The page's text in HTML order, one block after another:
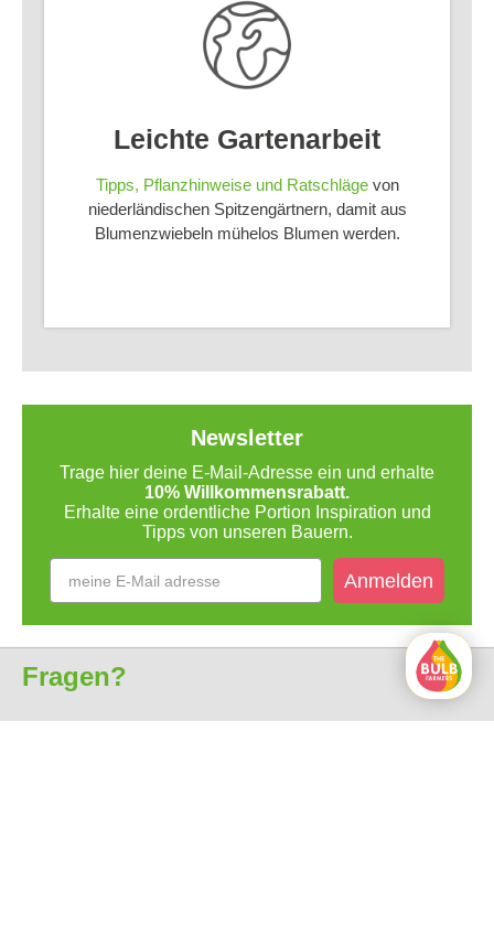
Leichte Gartenarbeit
Tipps, Pflanzhinweise und Ratschlägevon
niederländischen Spitzengärtnern, damit aus
Blumenzwiebeln mühelos Blumen werden.
Newsletter
Trage hier deine E-Mail-Adresse ein und erhalte
10% Willkommensrabatt.
Erhalte eine ordentliche Portion Inspiration und
Tipps von unseren Bauern.
Anmelden
Fragen?